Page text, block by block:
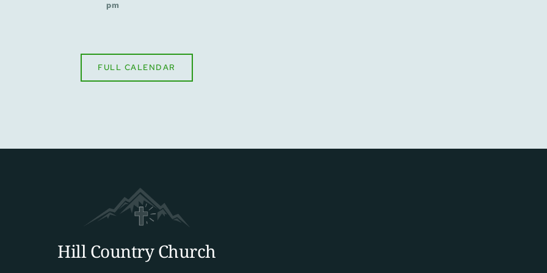
pm
FULL CALENDAR
Hill Country Church